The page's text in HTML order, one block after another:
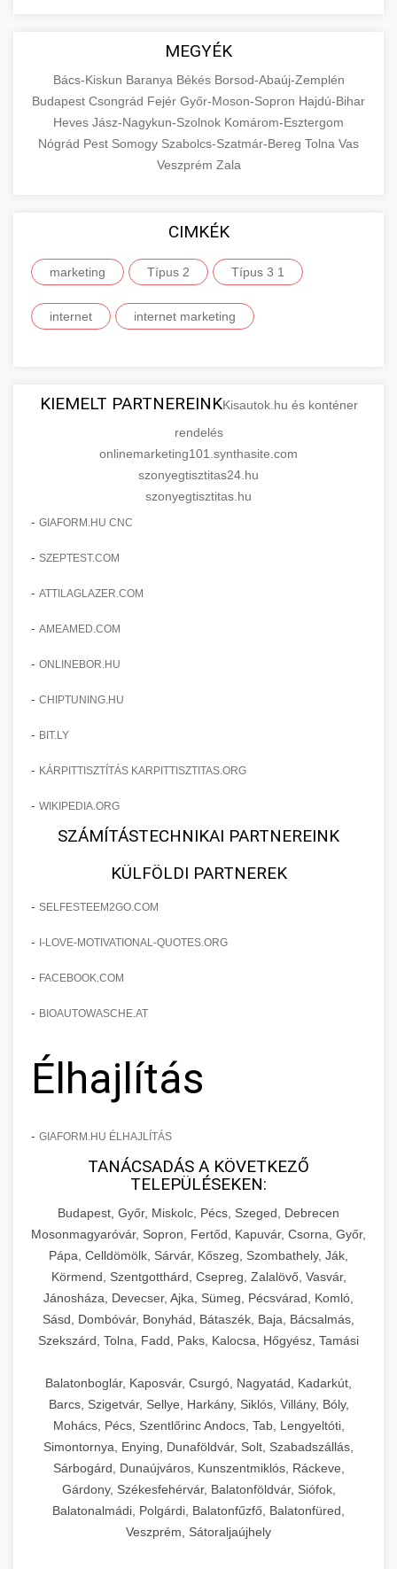
MEGYÉK
Bács-Kiskun Baranya Békés Borsod-Abaúj-Zemplén
Budapest Csongrád Fejér Győr-Moson-Sopron Hajdú-Bihar
Heves Jász-Nagykun-Szolnok Komárom-Esztergom
Nógrád Pest Somogy Szabolcs-Szatmár-Bereg Tolna Vas
Veszprém Zala
CIMKÉK
marketing Típus 2 Típus 3 1
internet internet marketing
KIEMELT PARTNEREINKKisautok.hu és konténer
rendelés
onlinemarketing101.synthasite.com
szonyegtisztitas24.hu
szonyegtisztitas.hu
- GIAFORM.HU CNC
- SZEPTEST.COM
- ATTILAGLAZER.COM
- AMEAMED.COM
- ONLINEBOR.HU
- CHIPTUNING.HU
- BIT.LY
- KÁRPITTISZTÍTÁS KARPITTISZTITAS.ORG
- WIKIPEDIA.ORG
SZÁMÍTÁSTECHNIKAI PARTNEREINK
KÜLFÖLDI PARTNEREK
- SELFESTEEM2GO.COM
- I-LOVE-MOTIVATIONAL-QUOTES.ORG
- FACEBOOK.COM
- BIOAUTOWASCHE.AT
Élhajlítás
- GIAFORM.HU ÉLHAJLÍTÁS
TANÁCSADÁS A KÖVETKEZŐ
TELEPÜLÉSEKEN:
Budapest, Győr, Miskolc, Pécs, Szeged, Debrecen
Mosonmagyaróvár, Sopron, Fertőd, Kapuvár, Csorna, Győr,
Pápa, Celldömölk, Sárvár, Kőszeg, Szombathely, Ják,
Körmend, Szentgotthárd, Csepreg, Zalalövő, Vasvár,
Jánosháza, Devecser, Ajka, Sümeg, Pécsvárad, Komló,
Sásd, Dombóvár, Bonyhád, Bátaszék, Baja, Bácsalmás,
Szekszárd, Tolna, Fadd, Paks, Kalocsa, Hőgyész, Tamási
Balatonboglár, Kaposvár, Csurgó, Nagyatád, Kadarkút,
Barcs, Szigetvár, Sellye, Harkány, Siklós, Villány, Bóly,
Mohács, Pécs, Szentlőrinc Andocs, Tab, Lengyeltóti,
Simontornya, Enying, Dunaföldvár, Solt, Szabadszállás,
Sárbogárd, Dunaújváros, Kunszentmiklós, Ráckeve,
Gárdony, Székesfehérvár, Balatonföldvár, Siófok,
Balatonalmádi, Polgárdi, Balatonfűzfő, Balatonfüred,
Veszprém, Sátoraljaújhely